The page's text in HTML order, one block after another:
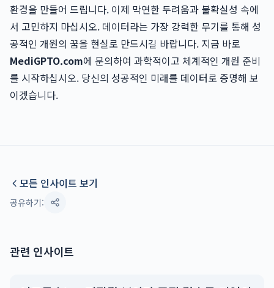
환경을 만들어 드립니다. 이제 막연한 두려움과 불확실성 속에
서 고민하지 마십시오. 데이터라는 가장 강력한 무기를 통해 성
공적인 개원의 꿈을 현실로 만드시길 바랍니다. 지금 바로
MediGPTO.com에 문의하여 과학적이고 체계적인 개원 준비
를 시작하십시오. 당신의 성공적인 미래를 데이터로 증명해 보
이겠습니다.
모든 인사이트 보기
공유하기:
관련 인사이트